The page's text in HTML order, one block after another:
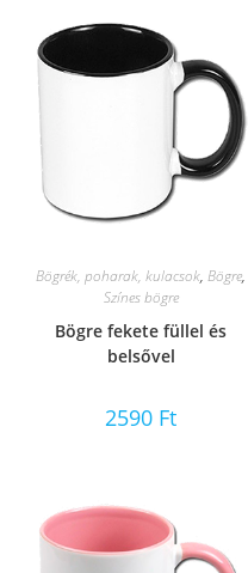
Bögrék, poharak, kulacsok,Bögre,
Színes bögre
Bögre fekete füllel és
belsővel
2590 Ft